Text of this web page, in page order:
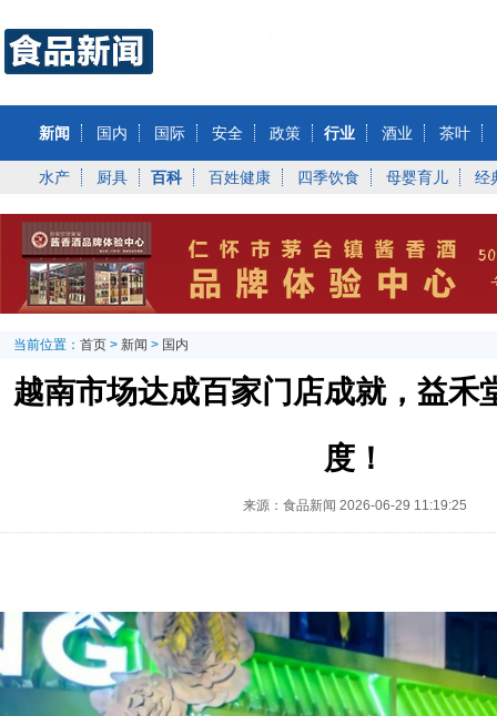
新闻 国内 国际 安全 政策 行业 酒业 茶叶
水产 厨具 百科 百姓健康 四季饮食 母婴育儿 经
当前位置： 首页 > 新闻 > 国内
越南市场达成百家门店成就，益禾
度！
来源：食品新闻 2026-06-29 11:19:25